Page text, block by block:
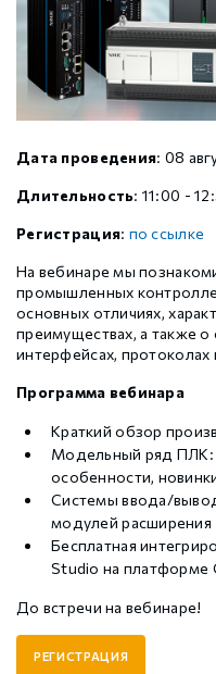
Дата проведения: 08
Длительность: 11:00 -
Регистрация: по ссылке
На вебинаре мы
промышленных
основных отличиях,
преимуществах, а также
интерфейсах,
Программа вебинара
Краткий обзор
Модельный ряд ПЛК:
особенности,
Системы ввода/
модулей расширения
Бесплатная
Studio на платформе
До встречи на вебинаре!
РЕГИСТРАЦИЯ
Стабур
Xinje XD
Xinje HVAC
GCAN
Беспроводное
SFP модули WoMaster
Xinje Аксессуары
Серводрайверы Xinje
Серводвигатели Xinje
Шаговые драйверы
импульсные с
Шаговые драйверы Xinje
замкнутым контуром)
Шаговые драйверы Xinje
разомкнутым контуром)
Шаговые двигатели
управления
Шаговые двигатели
управления